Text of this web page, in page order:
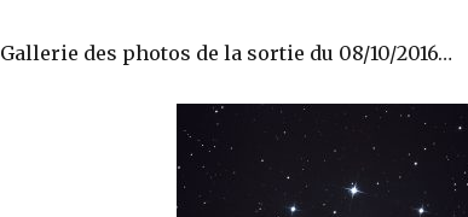
Gallerie des photos de la sortie du 08/10/2016…